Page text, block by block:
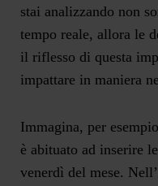
stai analizzando non
tempo reale, allora le
il riflesso di questa
impattare in maniera
Immagina, per
è abituato ad inserire
venerdì del mese.